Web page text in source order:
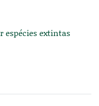
espécies extintas